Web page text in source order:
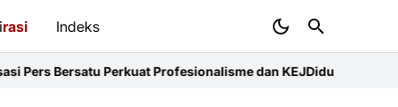
rasi Indeks
Profesionalisme dan KEJDiduga Sunat Ketebalan Jalan